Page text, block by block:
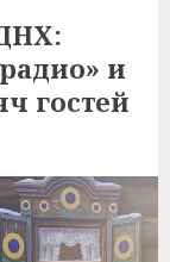
и
гостей